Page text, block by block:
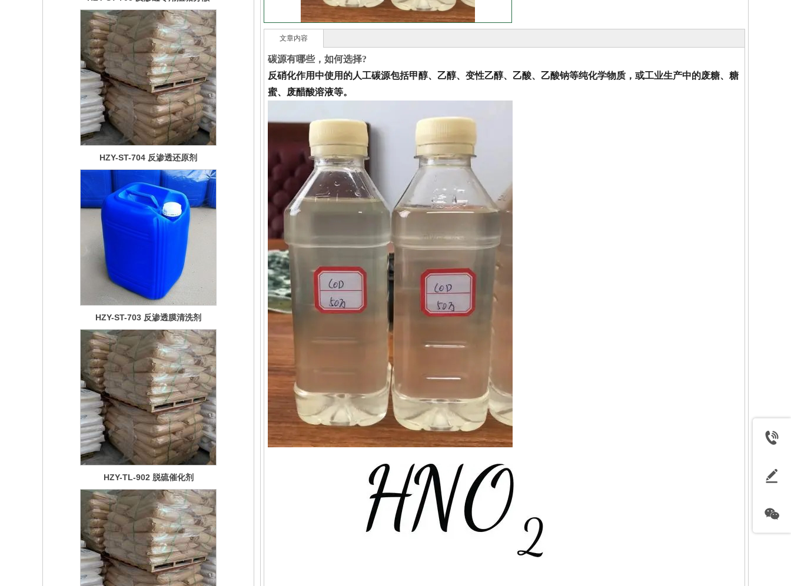
HZY-ST-703 反渗透膜清洗剂
HZY-TL-902 脱硫催化剂
HZY-TL-901 脱硫催化剂(焦化专
文章内容
碳源有哪些，如何选择?
反硝化作用中使用的人工碳源包括甲醇、乙醇、变性乙醇、乙酸、乙酸钠等纯化学物质，或工业生产中的废糖、糖
蜜、废醋酸溶液等。